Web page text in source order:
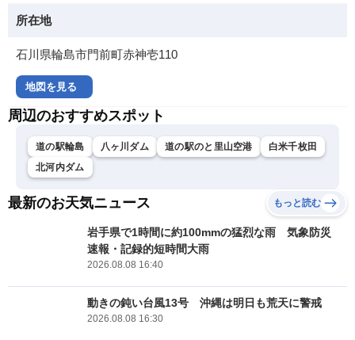
所在地
石川県輪島市門前町赤神壱110
地図を見る
周辺のおすすめスポット
道の駅輪島 八ヶ川ダム 道の駅のと里山空港
白米千枚田
北河内ダム
最新のお天気ニュース もっと読む
岩手県で1時間に約100mmの猛烈な雨 気象防災
速報・記録的短時間大雨
2026.08.08 16:40
動きの鈍い台風13号 沖縄は明日も荒天に警戒
2026.08.08 16:30